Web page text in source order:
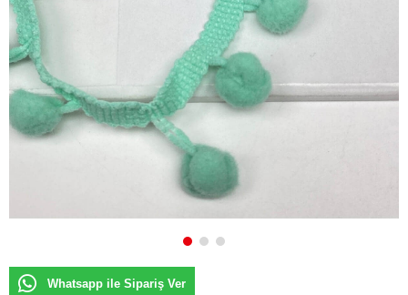
Whatsapp ile Sipariş Ver